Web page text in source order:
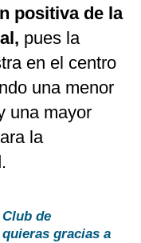
positiva de la
pues la
en el centro
una menor
una mayor
la
de
gracias a